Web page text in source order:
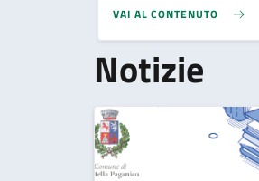
VAI AL CONTENUTO
Notizie